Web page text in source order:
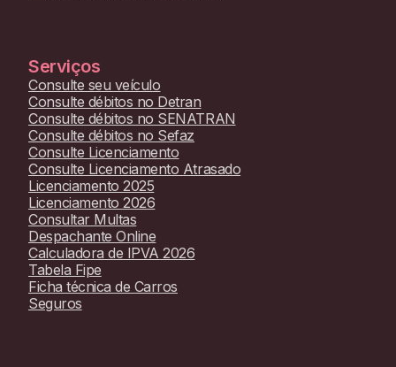
Serviços
Consulte seu veículo
Consulte débitos no Detran
Consulte débitos no SENATRAN
Consulte débitos no Sefaz
Consulte Licenciamento
Consulte Licenciamento Atrasado
Licenciamento 2025
Licenciamento 2026
Consultar Multas
Despachante Online
Calculadora de IPVA 2026
Tabela Fipe
Ficha técnica de Carros
Seguros